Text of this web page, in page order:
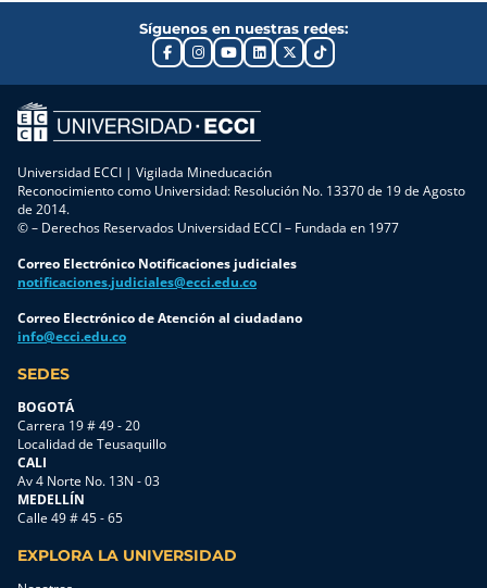
Síguenos en nuestras redes:
Universidad ECCI | Vigilada Mineducación
Reconocimiento como Universidad: Resolución No. 13370 de 19 de Agosto
de 2014.
© – Derechos Reservados Universidad ECCI – Fundada en 1977
Correo Electrónico Notificaciones judiciales
notificaciones.judiciales@ecci.edu.co
Correo Electrónico de Atención al ciudadano
info@ecci.edu.co
SEDES
BOGOTÁ
Carrera 19 # 49 - 20
Localidad de Teusaquillo
CALI
Av 4 Norte No. 13N - 03
MEDELLÍN
Calle 49 # 45 - 65
EXPLORA LA UNIVERSIDAD